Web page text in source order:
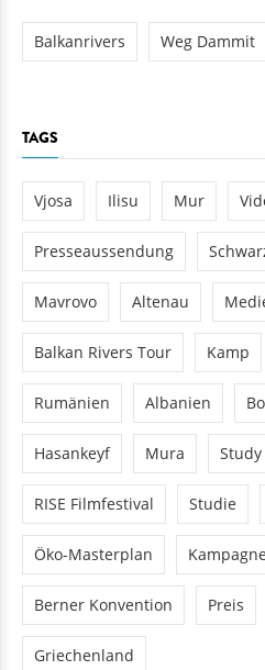
Balkanrivers Weg Dammit
TAGS
Vjosa Ilisu Mur
Presseaussendung
Mavrovo Altenau
Balkan Rivers Tour Kamp
Rumänien Albanien
Hasankeyf Mura Study
RISE Filmfestival Studie
Öko-Masterplan
Berner Konvention Preis
Griechenland